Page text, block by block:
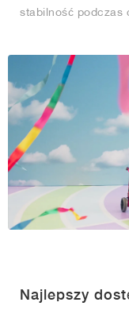
stabilność podczas
Najlepszy